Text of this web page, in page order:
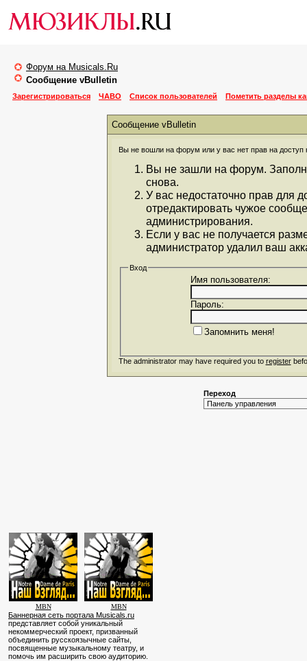
Форум на Musicals.Ru
Сообщение vBulletin
Зарегистрироваться ЧАВО Список пользователей Пометить разделы
Сообщение vBulletin
Вы не вошли на форум или у вас нет прав на доступ
Вы не зашли на форум.
снова.
У вас недостаточно прав для
отредактировать чужое
администрирования.
Если у вас не получается
администратор удалил ваш
Вход
Имя пользователя:
Пароль:
Запомнить меня!
The administrator may have required you to register
Переход
MBN MBN
Баннерная сеть портала Musicals.ru
представляет собой уникальный
некоммерческий проект, призванный
объединить русскоязычные сайты,
посвященные музыкальному театру, и
помочь им расширить свою аудиторию.